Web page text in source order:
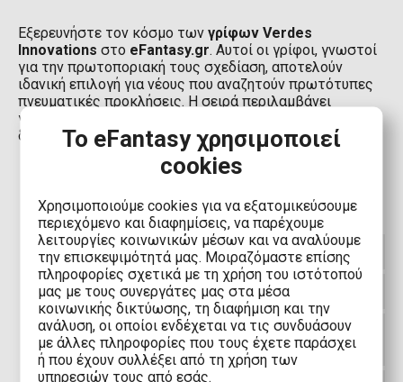
Εξερευνήστε τον κόσμο των γρίφων Verdes
Innovations στο eFantasy.gr. Αυτοί οι γρίφοι, γνωστοί
για την πρωτοποριακή τους σχεδίαση, αποτελούν
ιδανική επιλογή για νέους που αναζητούν πρωτότυπες
πνευματικές προκλήσεις. Η σειρά περιλαμβάνει
γρίφους που ενθαρρύνουν την λογική σκέψη και τη
δημιουργικότητα όπως οΚύβος του Ρούμπικ!
Τι είναι η Verdes Innovations;
Τι είναι οι V-Cubes;
Είναι οι Γρίφοι και οι Σπαζοκεφαλιές
κατάλληλα δώρα για παιδιά;
Το eFantasy χρησιμοποιεί
cookies
Χρησιμοποιούμε cookies για να εξατομικεύσουμε
περιεχόμενο και διαφημίσεις, να παρέχουμε
λειτουργίες κοινωνικών μέσων και να αναλύουμε
την επισκεψιμότητά μας. Μοιραζόμαστε επίσης
πληροφορίες σχετικά με τη χρήση του ιστότοπού
μας με τους συνεργάτες μας στα μέσα
κοινωνικής δικτύωσης, τη διαφήμιση και την
ανάλυση, οι οποίοι ενδέχεται να τις συνδυάσουν
με άλλες πληροφορίες που τους έχετε παράσχει
ή που έχουν συλλέξει από τη χρήση των
υπηρεσιών τους από εσάς.